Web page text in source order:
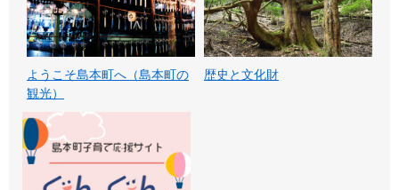
ようこそ島本町へ（島本町の
観光）
歴史と文化財